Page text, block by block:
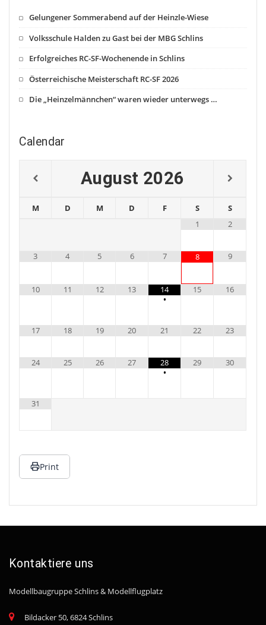
Gelungener Sommerabend auf der Heinzle-Wiese
Volksschule Halden zu Gast bei der MBG Schlins
Erfolgreiches RC-SF-Wochenende in Schlins
Österreichische Meisterschaft RC-SF 2026
Die „Heinzelmännchen“ waren wieder unterwegs …
Calendar
August 2026
M D M D F S
S
1
2
3 4 5 6 7 8 9
10 11 12 13
14
•
15 16
17 18 19 20 21 22 23
24 25 26 27
28
•
29 30
31
Print
Kontaktiere uns
Modellbaugruppe Schlins& Modellflugplatz
Bildacker 50, 6824 Schlins